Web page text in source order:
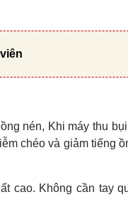
nén, Khi máy thu
chéo và giảm tiếng
cao. Không cần tay